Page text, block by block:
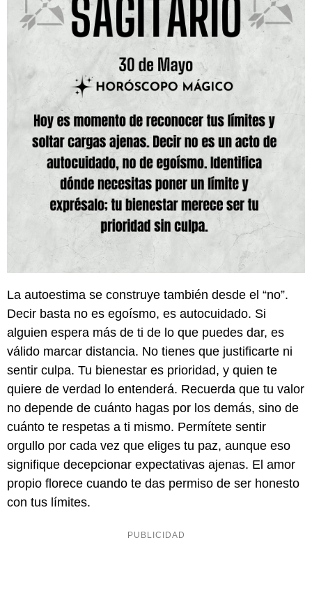
La autoestima se construye también desde el “no”.
Decir basta no es egoísmo, es autocuidado. Si
alguien espera más de ti de lo que puedes dar, es
válido marcar distancia. No tienes que justificarte ni
sentir culpa. Tu bienestar es prioridad, y quien te
quiere de verdad lo entenderá. Recuerda que tu valor
no depende de cuánto hagas por los demás, sino de
cuánto te respetas a ti mismo. Permítete sentir
orgullo por cada vez que eliges tu paz, aunque eso
signifique decepcionar expectativas ajenas. El amor
propio florece cuando te das permiso de ser honesto
con tus límites.